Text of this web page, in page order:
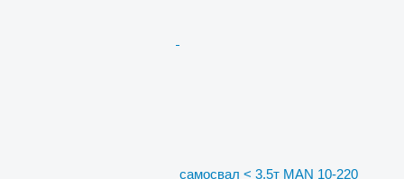
самосвал < 3.5т MAN 10-220